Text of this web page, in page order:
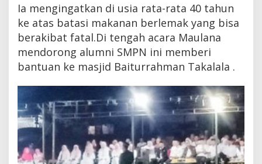
Ia mengingatkan di usia rata-rata 40 tahun
ke atas batasi makanan berlemak yang bisa
berakibat fatal.Di tengah acara Maulana
mendorong alumni SMPN ini memberi
bantuan ke masjid Baiturrahman Takalala .